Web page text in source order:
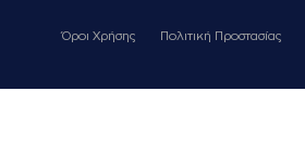
Όροι Χρήσης Πολιτική Προστασίας